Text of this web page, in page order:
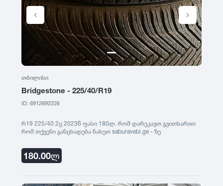
თბილისი
Bridgestone - 225/40/R19
ID: 6912692226
რ19 225/40 2ც 2023წ ფასი 180ლ. რომ დარეკავთ გვითხარით
რომ თქვენი განცხადება ნახეთ saburavebi.ge - ზე
180.00ლ